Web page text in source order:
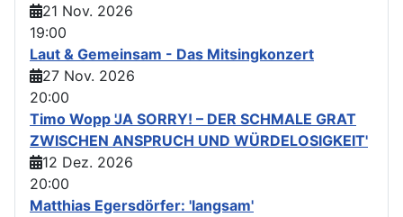
21 Nov. 2026
19:00
Laut & Gemeinsam - Das Mitsingkonzert
27 Nov. 2026
20:00
Timo Wopp 'JA SORRY! – DER SCHMALE GRAT
ZWISCHEN ANSPRUCH UND WÜRDELOSIGKEIT'
12 Dez. 2026
20:00
Matthias Egersdörfer: 'langsam'